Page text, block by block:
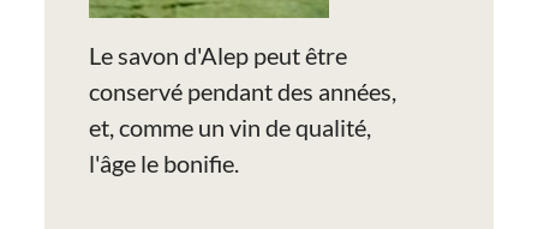
Le savon d'Alep peut être
conservé pendant des années,
et, comme un vin de qualité,
l'âge le bonifie.